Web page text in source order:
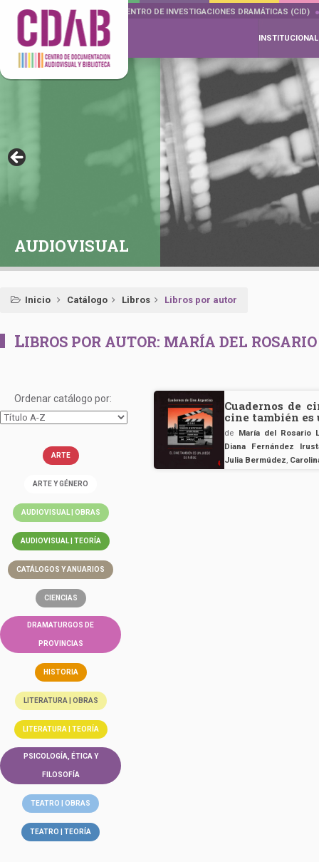
DOCUMENTA DRAMÁTICAS CENTRO DE INVESTIGACIONES DRAMÁTICAS (CID)
INSTITUCIONAL
AUDIOVISUAL
Inicio Catálogo Libros Libros por autor
LIBROS POR AUTOR: MARÍA DEL
Ordenar catálogo por:
ARTE
ARTE Y GÉNERO
AUDIOVISUAL | OBRAS
AUDIOVISUAL | TEORÍA
CATÁLOGOS Y ANUARIOS
CIENCIAS
DRAMATURGOS DE
PROVINCIAS
HISTORIA
LITERATURA | OBRAS
LITERATURA | TEORÍA
PSICOLOGÍA, ÉTICA Y
FILOSOFÍA
TEATRO | OBRAS
TEATRO | TEORÍA
Cuadernos de
cine también es
de María del Rosario
Diana Fernández
Julia Bermúdez,